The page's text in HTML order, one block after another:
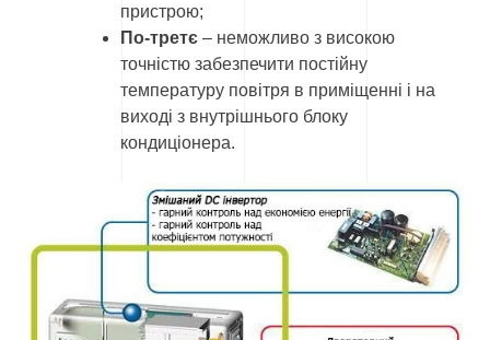
пристрою;
По-третє – неможливо з високою
точністю забезпечити постійну
температуру повітря в приміщенні і на
виході з внутрішнього блоку
кондиціонера.